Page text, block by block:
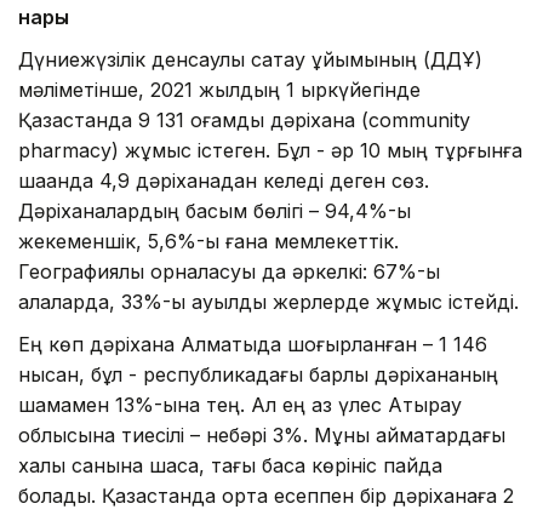
нарық
Дүниежүзілік денсаулық сақтау ұйымының (ДДҰ)
мәліметінше, 2021 жылдың 1 қыркүйегінде
Қазақстанда 9 131 қоғамдық дәріхана (community
pharmacy) жұмыс істеген. Бұл - әр 10 мың тұрғынға
шаққанда 4,9 дәріханадан келеді деген сөз.
Дәріханалардың басым бөлігі – 94,4%-ы
жекеменшік, 5,6%-ы ғана мемлекеттік.
Географиялық орналасуы да әркелкі: 67%-ы
қалаларда, 33%-ы ауылдық жерлерде жұмыс істейді.
Ең көп дәріхана Алматыда шоғырланған – 1 146
нысан, бұл - республикадағы барлық дәріхананың
шамамен 13%-ына тең. Ал ең аз үлес Атырау
облысына тиесілі – небәрі 3%. Мұны аймақтардағы
халық санына шақса, тағы басқа көрініс пайда
болады. Қазақстанда орта есеппен бір дәріханаға 2